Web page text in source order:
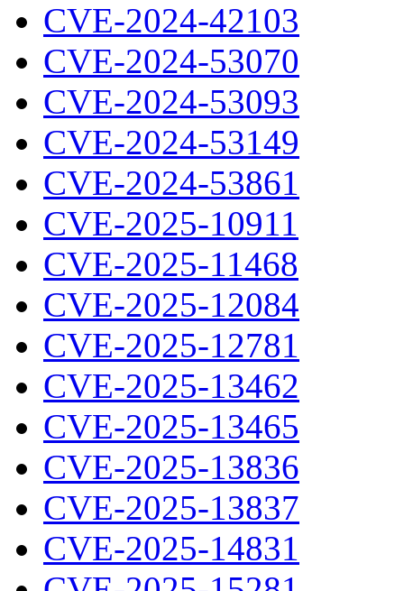
CVE-2024-42103
CVE-2024-53070
CVE-2024-53093
CVE-2024-53149
CVE-2024-53861
CVE-2025-10911
CVE-2025-11468
CVE-2025-12084
CVE-2025-12781
CVE-2025-13462
CVE-2025-13465
CVE-2025-13836
CVE-2025-13837
CVE-2025-14831